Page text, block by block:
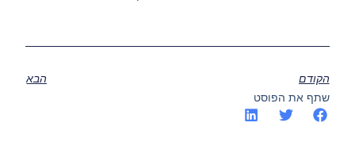
הקודם
הבא
שתף את הפוסט